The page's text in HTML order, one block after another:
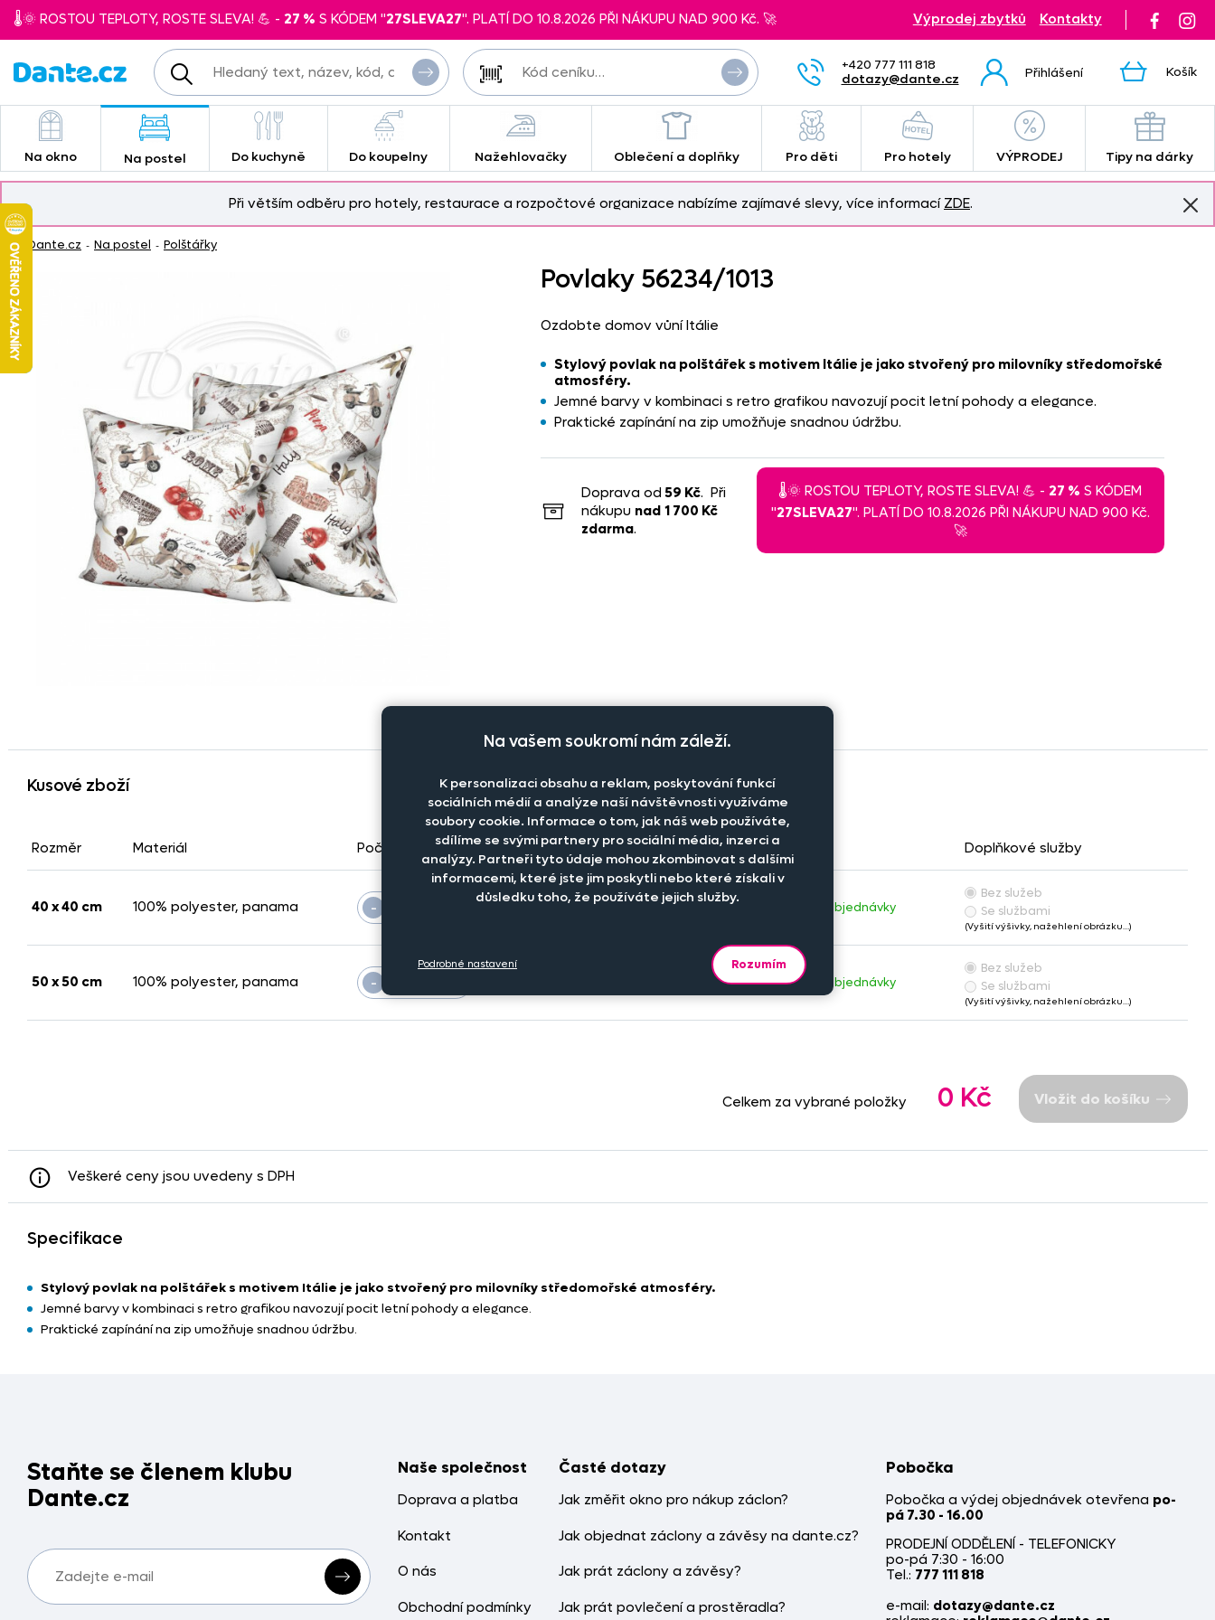
+420 777 111 818
dotazy@dante.cz
Přihlášení Košík
🌡️🌞 ROSTOU TEPLOTY, ROSTE SLEVA! 💪 - 27 % S KÓDEM "27SLEVA27". PLATÍ DO 10.8.2026 PŘI NÁKUPU NAD 900 Kč. 🚀 Výprodej zbytků Kontakty
Na okno Na postel Do kuchyně Do koupelny Nažehlovačky Oblečení a doplňky Pro děti Pro hotely VÝPRODEJ Tipy na dárky
Při větším odběru pro hotely, restaurace a rozpočtové organizace nabízíme zajímavé slevy, více informací ZDE.
Dante.cz - Na postel - Polštářky
Povlaky 56234/1013
Ozdobte domov vůní Itálie
Stylový povlak na polštářek s motivem Itálie je jako stvořený pro milovníky středomořské
atmosféry.
Jemné barvy v kombinaci s retro grafikou navozují pocit letní pohody a elegance.
Praktické zapínání na zip umožňuje snadnou údržbu.
Doprava od 59 Kč. Při
nákupu nad 1 700 Kč
zdarma.
🌡️🌞 ROSTOU TEPLOTY, ROSTE SLEVA! 💪 -27 % S KÓDEM
"27SLEVA27". PLATÍ DO 10.8.2026 PŘI NÁKUPU NAD 900 Kč.
🚀
Kusové zboží
Rozměr Materiál Počet kusů Cena na eshopu Dostupnost Doplňkové služby
40 x 40 cm 100% polyester, panama - 129 Kč Šijeme na základě objednávky
Bez služeb
Se službami
(Vyšití výšivky, nažehlení obrázku…)
50 x 50 cm 100% polyester, panama - Šijeme na základě objednávky
Bez služeb
Se službami
(Vyšití výšivky, nažehlení obrázku…)
Celkem za vybrané položky 0 Kč Vložit do košíku
Veškeré ceny jsou uvedeny s DPH
Specifikace
Stylový povlak na polštářek s motivem Itálie je jako stvořený pro milovníky středomořské atmosféry.
Jemné barvy v kombinaci s retro grafikou navozují pocit letní pohody a elegance.
Praktické zapínání na zip umožňuje snadnou údržbu.
Staňte se členem klubu
Dante.cz
Naše společnost
Doprava a platba
Kontakt
O nás
Obchodní podmínky
Časté dotazy
Jak změřit okno pro nákup záclon?
Jak objednat záclony a závěsy na dante.cz?
Jak prát záclony a závěsy?
Jak prát povlečení a prostěradla?
Pobočka
Pobočka a výdej objednávek otevřena po-
pá 7.30 - 16.00
PRODEJNÍ ODDĚLENÍ - TELEFONICKY
po-pá 7:30 - 16:00
Tel.: 777 111 818
e-mail: dotazy@dante.cz
Na vašem soukromí nám záleží.
K personalizaci obsahu a reklam, poskytování funkcí
sociálních médií a analýze naší návštěvnosti využíváme
soubory cookie. Informace o tom, jak náš web používáte,
sdílíme se svými partnery pro sociální média, inzerci a
analýzy. Partneři tyto údaje mohou zkombinovat s dalšími
informacemi, které jste jim poskytli nebo které získali v
důsledku toho, že používáte jejich služby.
Rozumím
Podrobné nastavení